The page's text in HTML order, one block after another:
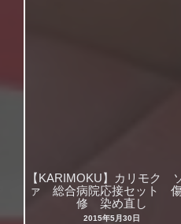
【KARIMOKU】カリモク
ァ 総合病院応接セット
修 染め直し
2015年5月30日